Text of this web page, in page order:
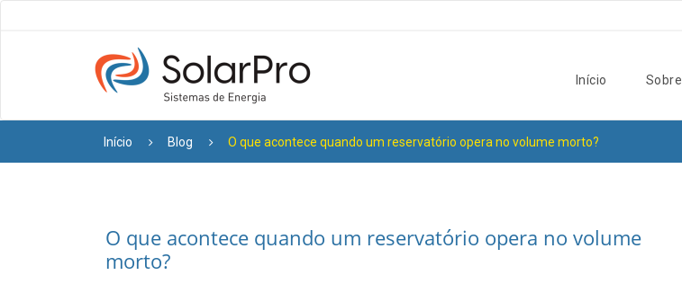
Início Sobre
Início Blog O que acontece quando um reservatório opera no volume morto?
O que acontece quando um reservatório opera no volume
morto?